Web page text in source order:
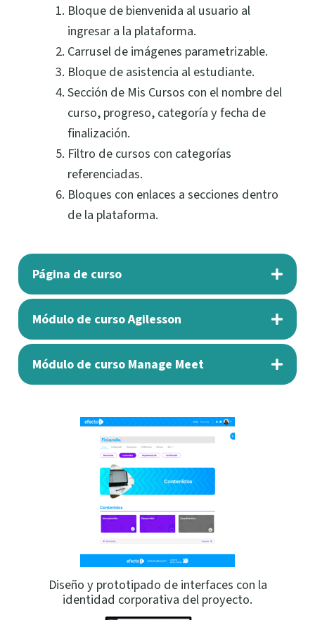
Bloque de bienvenida al usuario al
ingresar a la plataforma.
Carrusel de imágenes parametrizable.
Bloque de asistencia al estudiante.
Sección de Mis Cursos con el nombre del
curso, progreso, categoría y fecha de
finalización.
Filtro de cursos con categorías
referenciadas.
Bloques con enlaces a secciones dentro
de la plataforma.
Página de curso
Módulo de curso Agilesson
Módulo de curso Manage Meet
Diseño y prototipado de interfaces con la
identidad corporativa del proyecto.